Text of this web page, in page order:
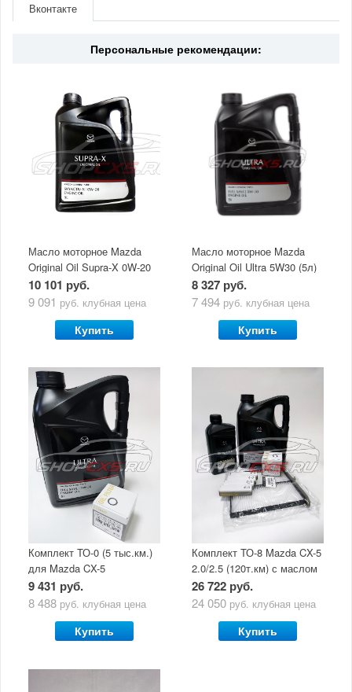
Материал Антифриз
Вконтакте
Персональные рекомендации:
Масло моторное Mazda
Original Oil Supra-X 0W-20
(5 л)
10 101 руб.
9 091 руб. клубная цена
Купить
Масло моторное Mazda
Original Oil Ultra 5W30 (5л)
8 327 руб.
7 494 руб. клубная цена
Купить
Комплект ТО-0 (5 тыс.км.)
для Mazda CX-5
(двигатель 2.0/2.5) с
маслом Mazda Original Oil
9 431 руб.
8 488 руб. клубная цена
Купить
Комплект ТО-8 Mazda CX-5
2.0/2.5 (120т.км) с маслом
Mazda Original Oil Ultra
5W30
26 722 руб.
24 050 руб. клубная цена
Купить